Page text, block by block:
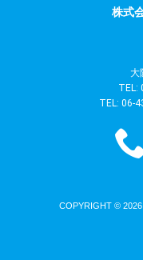
株式
大
TEL:
TEL: 06-
COPYRIGHT © 2026